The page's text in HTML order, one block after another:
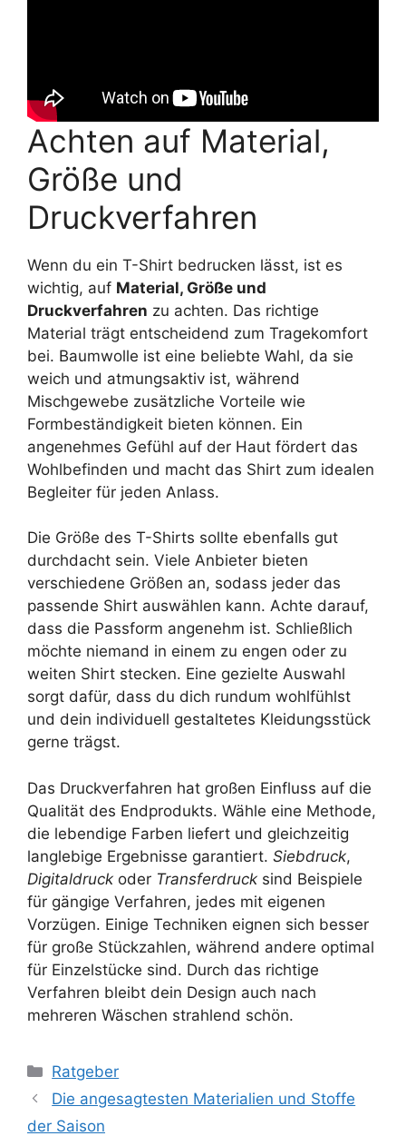
Achten auf Material,
Größe und
Druckverfahren
Wenn du ein T-Shirt bedrucken lässt, ist es
wichtig, auf Material, Größe und
Druckverfahren zu achten. Das richtige
Material trägt entscheidend zum Tragekomfort
bei. Baumwolle ist eine beliebte Wahl, da sie
weich und atmungsaktiv ist, während
Mischgewebe zusätzliche Vorteile wie
Formbeständigkeit bieten können. Ein
angenehmes Gefühl auf der Haut fördert das
Wohlbefinden und macht das Shirt zum idealen
Begleiter für jeden Anlass.
Die Größe des T-Shirts sollte ebenfalls gut
durchdacht sein. Viele Anbieter bieten
verschiedene Größen an, sodass jeder das
passende Shirt auswählen kann. Achte darauf,
dass die Passform angenehm ist. Schließlich
möchte niemand in einem zu engen oder zu
weiten Shirt stecken. Eine gezielte Auswahl
sorgt dafür, dass du dich rundum wohlfühlst
und dein individuell gestaltetes Kleidungsstück
gerne trägst.
Das Druckverfahren hat großen Einfluss auf die
Qualität des Endprodukts. Wähle eine Methode,
die lebendige Farben liefert und gleichzeitig
langlebige Ergebnisse garantiert. Siebdruck,
Digitaldruck oder Transferdruck sind Beispiele
für gängige Verfahren, jedes mit eigenen
Vorzügen. Einige Techniken eignen sich besser
für große Stückzahlen, während andere optimal
für Einzelstücke sind. Durch das richtige
Verfahren bleibt dein Design auch nach
mehreren Wäschen strahlend schön.
Kategorien
Ratgeber
Die angesagtesten Materialien und Stoffe
der Saison